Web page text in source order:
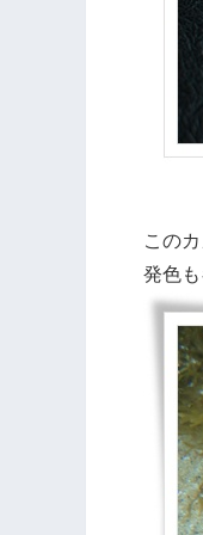
この
発色